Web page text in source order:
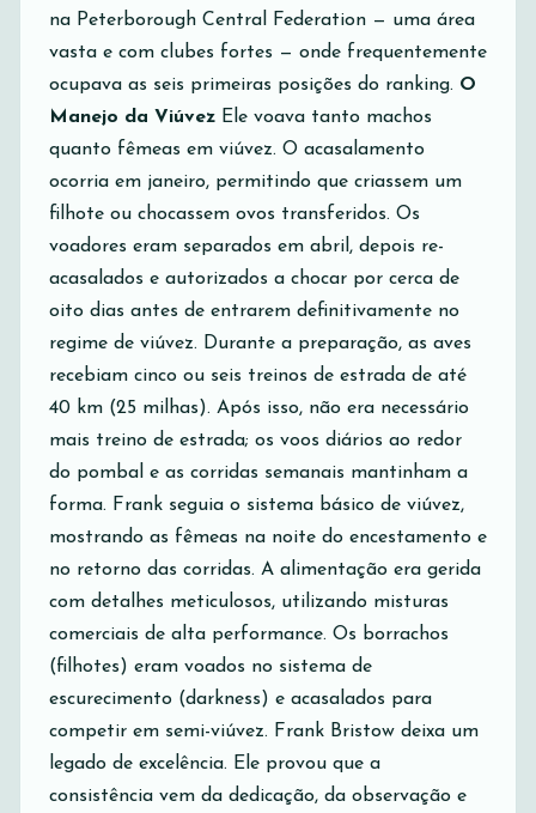
na Peterborough Central Federation — uma área
vasta e com clubes fortes — onde frequentemente
ocupava as seis primeiras posições do ranking. O
Manejo da Viúvez Ele voava tanto machos
quanto fêmeas em viúvez. O acasalamento
ocorria em janeiro, permitindo que criassem um
filhote ou chocassem ovos transferidos. Os
voadores eram separados em abril, depois re-
acasalados e autorizados a chocar por cerca de
oito dias antes de entrarem definitivamente no
regime de viúvez. Durante a preparação, as aves
recebiam cinco ou seis treinos de estrada de até
40 km (25 milhas). Após isso, não era necessário
mais treino de estrada; os voos diários ao redor
do pombal e as corridas semanais mantinham a
forma. Frank seguia o sistema básico de viúvez,
mostrando as fêmeas na noite do encestamento e
no retorno das corridas. A alimentação era gerida
com detalhes meticulosos, utilizando misturas
comerciais de alta performance. Os borrachos
(filhotes) eram voados no sistema de
escurecimento (darkness) e acasalados para
competir em semi-viúvez. Frank Bristow deixa um
legado de excelência. Ele provou que a
consistência vem da dedicação, da observação e